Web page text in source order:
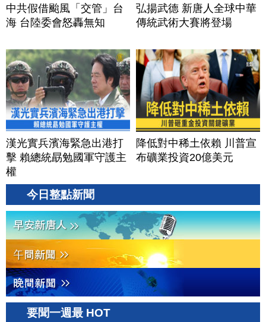
中共假借颱風「交管」台
海 台陸委會怒轟無知
弘揚武德 新唐人全球中華
傳統武術大賽將登場
漢光實兵濱海緊急出港打
擊 賴總統勗勉國軍守護主
權
降低對中稀土依賴 川普宣
布礦業投資20億美元
今日整點新聞
要聞一週最 HOT